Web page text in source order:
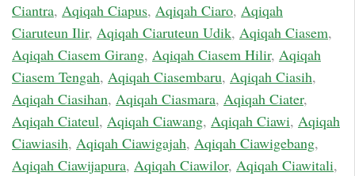
Ciantra, Aqiqah Ciapus, Aqiqah Ciaro, Aqiqah
Ciaruteun Ilir, Aqiqah Ciaruteun Udik, Aqiqah Ciasem,
Aqiqah Ciasem Girang, Aqiqah Ciasem Hilir, Aqiqah
Ciasem Tengah, Aqiqah Ciasembaru, Aqiqah Ciasih,
Aqiqah Ciasihan, Aqiqah Ciasmara, Aqiqah Ciater,
Aqiqah Ciateul, Aqiqah Ciawang, Aqiqah Ciawi, Aqiqah
Ciawiasih, Aqiqah Ciawigajah, Aqiqah Ciawigebang,
Aqiqah Ciawijapura, Aqiqah Ciawilor, Aqiqah Ciawitali,